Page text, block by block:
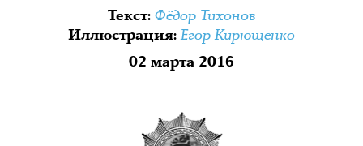
Текст: Фёдор Тихонов
Иллюстрация:Егор Кирющенко
02 марта 2016